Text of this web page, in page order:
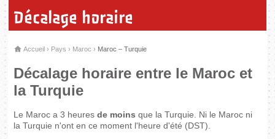
Décalage horaire
Accueil › Pays › Maroc › Maroc – Turquie
Décalage horaire entre le Maroc et
la Turquie
Le Maroc a 3 heuresde moins que la Turquie. Ni le Maroc ni
la Turquie n'ont en ce moment l'heure d'été (DST).